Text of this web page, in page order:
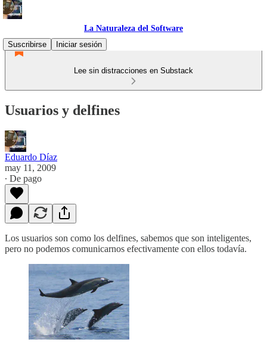
La Naturaleza del Software
Suscribirse
Iniciar sesión
Lee sin distracciones en Substack
Usuarios y delfines
Eduardo Díaz
may 11, 2009
∙ De pago
Los usuarios son como los delfines, sabemos que son inteligentes,
pero no podemos comunicarnos efectivamente con ellos todavía.